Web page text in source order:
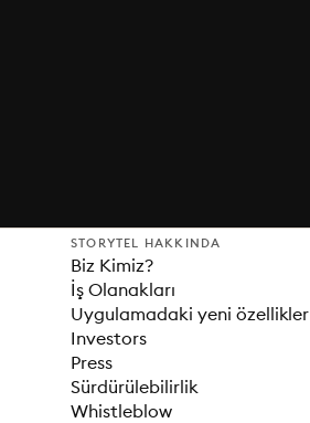
STORYTEL HAKKINDA
Biz Kimiz?
İş Olanakları
Uygulamadaki yeni özellikler
Investors
Press
Sürdürülebilirlik
Whistleblow